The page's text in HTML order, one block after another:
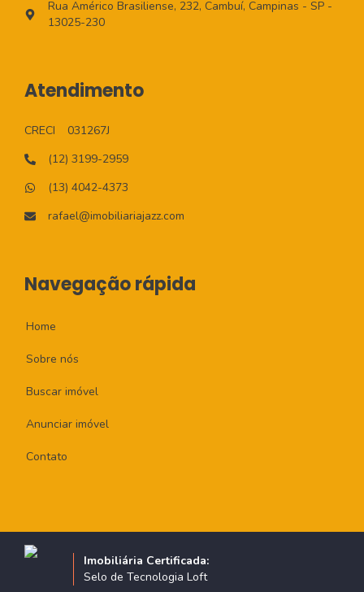
Rua Américo Brasiliense, 232, Cambuí, Campinas - SP -
13025-230
Atendimento
CRECI
031267J
(12) 3199-2959
(13) 4042-4373
rafael@imobiliariajazz.com
Navegação rápida
Home
Sobre nós
Buscar imóvel
Anunciar imóvel
Contato
Imobiliária Certificada:
Selo de Tecnologia Loft